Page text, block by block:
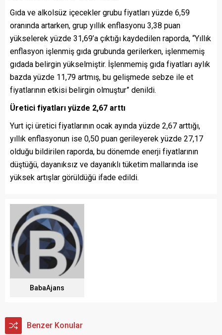
Gıda ve alkolsüz içecekler grubu fiyatları yüzde 6,59
oranında artarken, grup yıllık enflasyonu 3,38 puan
yükselerek yüzde 31,69’a çıktığı kaydedilen raporda, “Yıllık
enflasyon işlenmiş gıda grubunda gerilerken, işlenmemiş
gıdada belirgin yükselmiştir. İşlenmemiş gıda fiyatları aylık
bazda yüzde 11,79 artmış, bu gelişmede sebze ile et
fiyatlarının etkisi belirgin olmuştur” denildi.
Üretici fiyatları yüzde 2,67 arttı
Yurt içi üretici fiyatlarının ocak ayında yüzde 2,67 arttığı,
yıllık enflasyonun ise 0,50 puan gerileyerek yüzde 27,17
olduğu bildirilen raporda, bu dönemde enerji fiyatlarının
düştüğü, dayanıksız ve dayanıklı tüketim mallarında ise
yüksek artışlar görüldüğü ifade edildi.
BabaAjans
Benzer Konular